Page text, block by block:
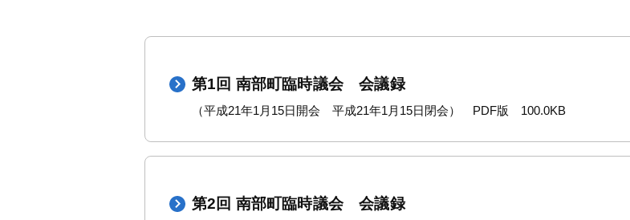
第1回 南部町臨時議会 会議録
（平成21年1月15日開会 平成21年1月15日閉会） PDF版 100.0KB
第2回 南部町臨時議会 会議録